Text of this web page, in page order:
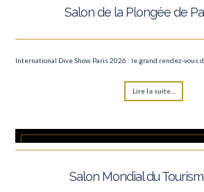
Salon de la Plongée de
International Dive Show Paris 2026 : le grand rendez-vous
Lire la suite...
Salon Mondial du